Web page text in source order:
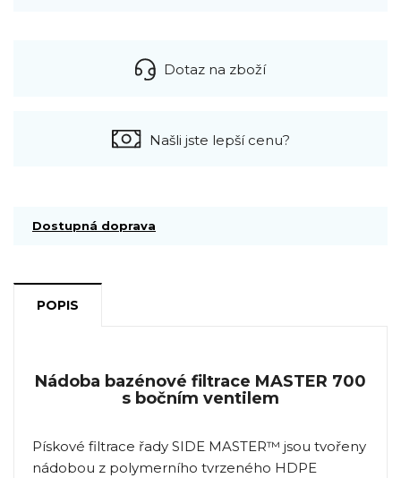
Dotaz na zboží
Našli jste lepší cenu?
Dostupná doprava
POPIS
Nádoba bazénové filtrace MASTER 700
s bočním ventilem
Pískové filtrace řady SIDE MASTER™ jsou tvořeny
nádobou z polymerního tvrzeného HDPE